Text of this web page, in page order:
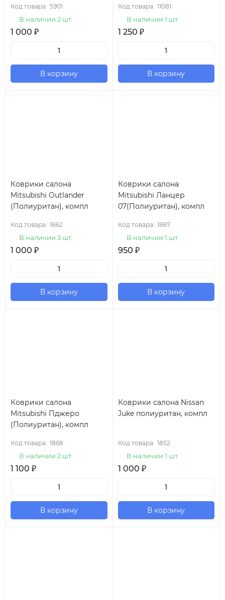
Код товара: 5901
В наличии 2 шт.
1 000 ₽
В корзину
Код товара: 11081
В наличии 1 шт.
1 250 ₽
В корзину
Коврики салона
Mitsubishi Outlander
(Полиуритан), компл
Код товара: 1862
В наличии 3 шт.
1 000 ₽
В корзину
Коврики салона
Mitsubishi Ланцер
07(Полиуритан), компл
Код товара: 1867
В наличии 1 шт.
950 ₽
В корзину
Коврики салона
Mitsubishi Пджеро
(Полиуритан), компл
Код товара: 1868
В наличии 2 шт.
1 100 ₽
В корзину
Коврики салона Nissan
Juke полиуритан, компл
Код товара: 1852
В наличии 1 шт.
1 000 ₽
В корзину